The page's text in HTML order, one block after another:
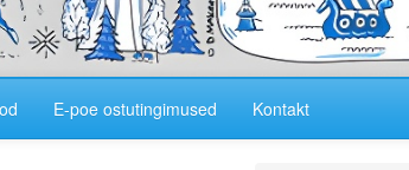
E-poe ostutingimused Kontakt